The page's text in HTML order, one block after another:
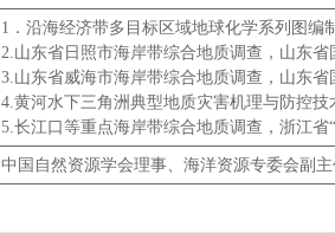
1．沿海经济带多目标区域地球化学系列图编
2.山东省日照市海岸带综合地质调查，山东省
3.山东省威海市海岸带综合地质调查，山东省
4.黄河水下三角洲典型地质灾害机理与防控技
5.长江口等重点海岸带综合地质调查，浙江省
中国自然资源学会理事、海洋资源专委会副